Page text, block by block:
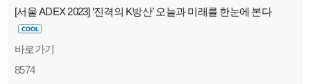
[서울 ADEX 2023] ‘진격의 K방산’ 오늘과 미래를 한눈에 본다
바로가기
8574